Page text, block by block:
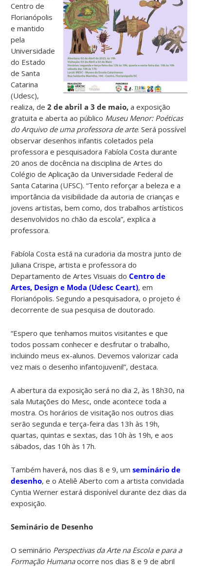
Centro de
Florianópolis
e mantido
pela
Universidade
do Estado
de Santa
Catarina
(Udesc),
realiza, de2 de abril a 3 de maio,a exposição
gratuita e aberta ao público Museu Menor: Poéticas
do Arquivo de uma professora de arte. Será possível
observar desenhos infantis coletados pela
professora e pesquisadora Fabíola Costa durante
20 anos de docência na disciplina de Artes do
Colégio de Aplicação da Universidade Federal de
Santa Catarina (UFSC). “Tento reforçar a beleza e a
importância da visibilidade da autoria de crianças e
jovens artistas, bem como, dos trabalhos artísticos
desenvolvidos no chão da escola”, explica a
professora.
Fabíola Costa está na curadoria da mostra junto de
Juliana Crispe, artista e professora do
Departamento de Artes Visuais doCentro de
Artes, Design e Moda (Udesc Ceart), em
Florianópolis. Segundo a pesquisadora, o projeto é
decorrente de sua pesquisa de doutorado.
“Espero que tenhamos muitos visitantes e que
todos possam conhecer e desfrutar o trabalho,
incluindo meus ex-alunos. Devemos valorizar cada
vez mais o desenho infantojuvenil”, destaca.
A abertura da exposição será no dia 2, às 18h30, na
sala Mutações do Mesc, onde acontece toda a
mostra. Os horários de visitação nos outros dias
serão segunda e terça-feira das 13h às 19h,
quartas, quintas e sextas, das 10h às 19h, e aos
sábados, das 10h às 17h.
Também haverá, nos dias 8 e 9, umseminário de
desenho, e o Ateliê Aberto com a artista convidada
Cyntia Werner estará disponível durante dez dias da
exposição.
Seminário de Desenho
O seminário Perspectivas da Arte na Escola e para a
Formação Humanaocorre nos dias 8 e 9 de abril